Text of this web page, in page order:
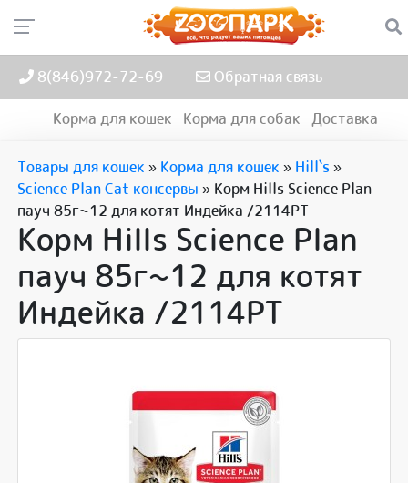
8(846)972-72-69 Обратная связь
Корма для кошек Корма для собак Доставка
Товары для кошек » Корма для кошек » Hill`s»
Science Plan Cat консервы » Корм Hills Science Plan
пауч 85г~12 для котят Индейка /2114PT
Корм Hills Science Plan
пауч 85г~12 для котят
Индейка /2114PT